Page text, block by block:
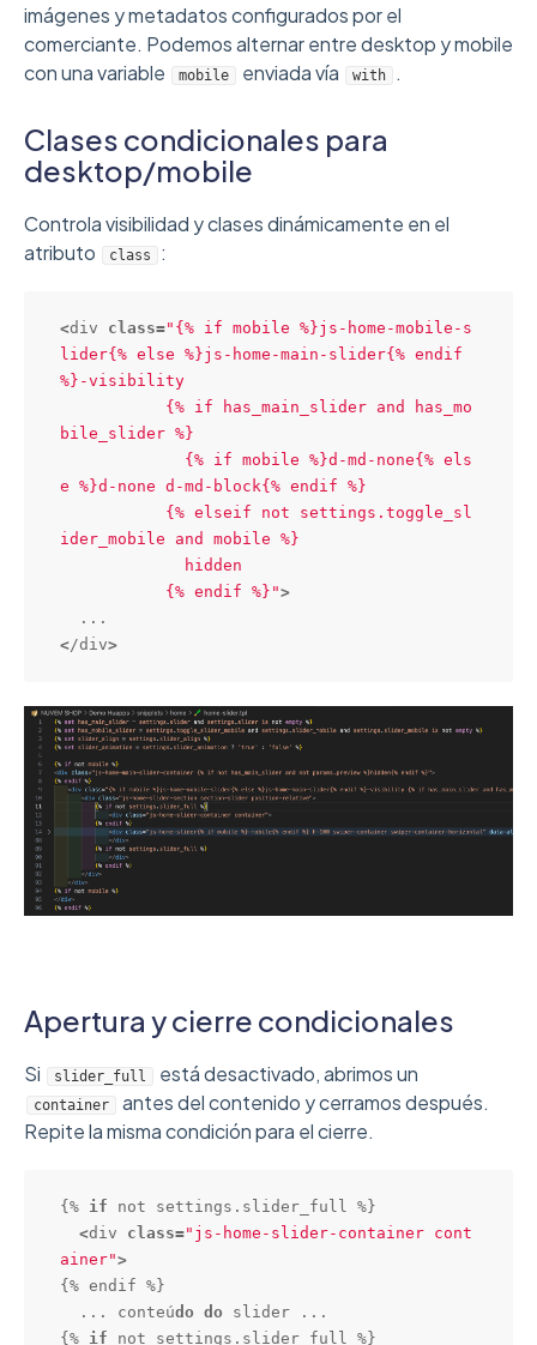
imágenes y metadatos configurados por el
comerciante. Podemos alternar entre desktop y mobile
con una variable
mobile enviada vía with .
Clases condicionales para
desktop/mobile
Controla visibilidad y clases dinámicamente en el
atributo
class :
<div class="{% if mobile %}js-home-mobile-s
lider{% else %}js-home-main-slider{% endif
%}-visibility
bile_slider %}
e %}d-none d-md-block{% endif %}
ider_mobile and mobile %}
           {% endif %}"
>
</div>
Apertura y cierre condicionales
Si slider_full está desactivado, abrimos un
container
antes del contenido y cerramos después.
Repite la misma condición para el cierre.
{% if not settings.slider_full %}
<div class="js-home-slider-container cont
ainer">
{% endif %}
  ... conteú
do do slider ...
{% if not settings.slider_full %}